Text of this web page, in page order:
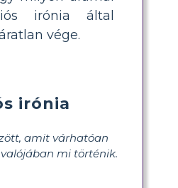
irónia által
vége.
irónia
amit várhatóan
mi történik.